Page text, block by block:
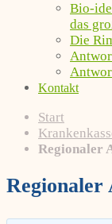
Bio-
das
Die
Kontakt
Start
Regionaler
Regionaler